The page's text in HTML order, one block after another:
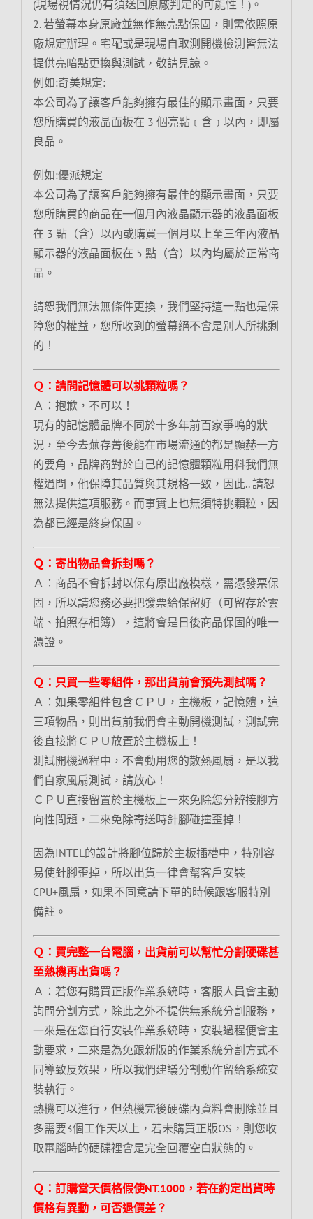
(現場視情況仍有須送回原廠判定的可能性！)。
2. 若螢幕本身原廠並無作無亮點保固，則需依照原
廠規定辦理。宅配或是現場自取測開機檢測皆無法
提供亮暗點更換與測試，敬請見諒。
例如:奇美規定:
本公司為了讓客戶能夠擁有最佳的顯示畫面，只要
您所購買的液晶面板在 3 個亮點﹝含﹞以內，即屬
良品。
例如:優派規定
本公司為了讓客戶能夠擁有最佳的顯示畫面，只要
您所購買的商品在一個月內液晶顯示器的液晶面板
在 3 點（含）以內或購買一個月以上至三年內液晶
顯示器的液晶面板在 5 點（含）以內均屬於正常商
品。
請恕我們無法無條件更換，我們堅持這一點也是保
障您的權益，您所收到的螢幕絕不會是別人所挑剩
的！
Ｑ：請問記憶體可以挑顆粒嗎？
Ａ：抱歉，不可以！
現有的記憶體品牌不同於十多年前百家爭鳴的狀
況，至今去蕪存菁後能在市場流通的都是顯赫一方
的要角，品牌商對於自己的記憶體顆粒用料我們無
權過問，他保障其品質與其規格一致，因此.. 請恕
無法提供這項服務。而事實上也無須特挑顆粒，因
為都已經是終身保固。
Ｑ：寄出物品會拆封嗎？
Ａ：商品不會拆封以保有原出廠模樣，需憑發票保
固，所以請您務必要把發票給保留好（可留存於雲
端、拍照存相簿），這將會是日後商品保固的唯一
憑證。
Ｑ：只買一些零組件，那出貨前會預先測試嗎？
Ａ：如果零組件包含ＣＰＵ，主機板，記憶體，這
三項物品，則出貨前我們會主動開機測試，測試完
後直接將ＣＰＵ放置於主機板上！
測試開機過程中，不會動用您的散熱風扇，是以我
們自家風扇測試，請放心！
ＣＰＵ直接留置於主機板上一來免除您分辨接腳方
向性問題，二來免除寄送時針腳碰撞歪掉！
因為INTEL的設計將腳位歸於主板插槽中，特別容
易使針腳歪掉，所以出貨一律會幫客戶安裝
CPU+風扇，如果不同意請下單的時候跟客服特別
備註。
Ｑ：買完整一台電腦，出貨前可以幫忙分割硬碟甚
至熱機再出貨嗎？
Ａ：若您有購買正版作業系統時，客服人員會主動
詢問分割方式，除此之外不提供無系統分割服務，
一來是在您自行安裝作業系統時，安裝過程便會主
動要求，二來是為免跟新版的作業系統分割方式不
同導致反效果，所以我們建議分割動作留給系統安
裝執行。
熱機可以進行，但熱機完後硬碟內資料會刪除並且
多需要3個工作天以上，若未購買正版OS，則您收
取電腦時的硬碟裡會是完全回覆空白狀態的。
Ｑ：訂購當天價格假使NT.1000，若在約定出貨時
價格有異動，可否退價差？